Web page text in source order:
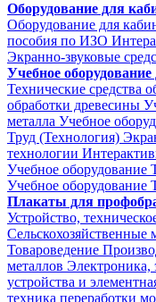
Оборудование для
Оборудование для
пособия по ИЗО
Экранно-звуковые
Учебное
Технические средства
обработки древесины
металла Учебное
Труд (Технология)
технологии
Учебное оборудование
Учебное оборудование
Плакаты для
Устройство,
Товароведение
металлов Электроника,
устройства и
техника переработки